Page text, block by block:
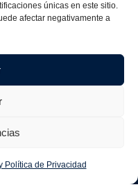
únicas en este sitio.
afectar negativamente a
Política de Privacidad
Serca S.A.
e Instalación de Cuadros Eléctricos